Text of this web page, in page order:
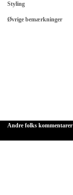
Styling
Øvrige bemærkninger
Andre folks kommentarer